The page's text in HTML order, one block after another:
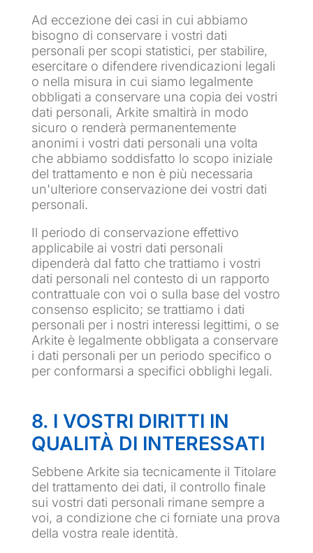
Ad eccezione dei casi in cui abbiamo
bisogno di conservare i vostri dati
personali per scopi statistici, per stabilire,
esercitare o difendere rivendicazioni legali
o nella misura in cui siamo legalmente
obbligati a conservare una copia dei vostri
dati personali, Arkite smaltirà in modo
sicuro o renderà permanentemente
anonimi i vostri dati personali una volta
che abbiamo soddisfatto lo scopo iniziale
del trattamento e non è più necessaria
un'ulteriore conservazione dei vostri dati
personali.
Il periodo di conservazione effettivo
applicabile ai vostri dati personali
dipenderà dal fatto che trattiamo i vostri
dati personali nel contesto di un rapporto
contrattuale con voi o sulla base del vostro
consenso esplicito; se trattiamo i dati
personali per i nostri interessi legittimi, o se
Arkite è legalmente obbligata a conservare
i dati personali per un periodo specifico o
per conformarsi a specifici obblighi legali.
8. I VOSTRI DIRITTI IN
QUALITÀ DI INTERESSATI
Sebbene Arkite sia tecnicamente il Titolare
del trattamento dei dati, il controllo finale
sui vostri dati personali rimane sempre a
voi, a condizione che ci forniate una prova
della vostra reale identità.